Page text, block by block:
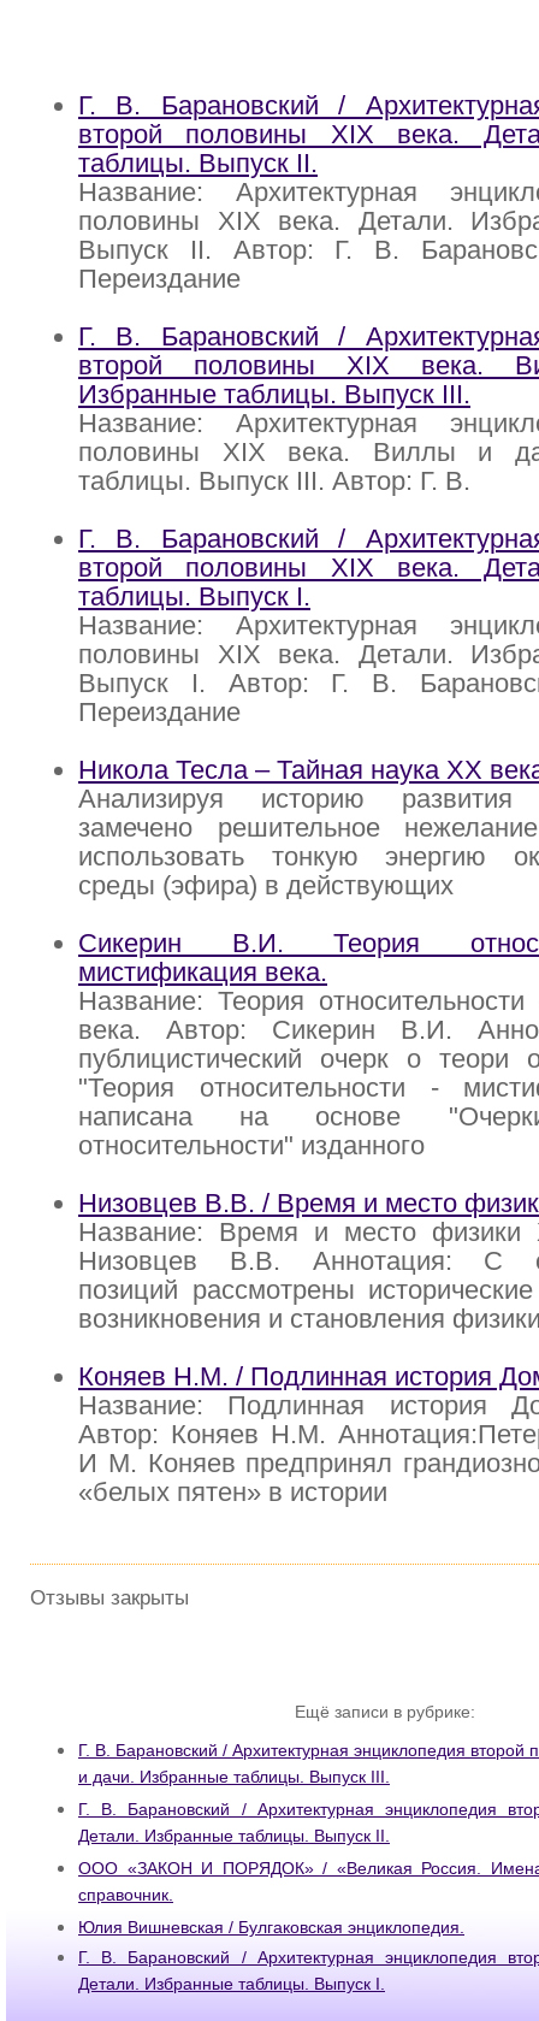
Г. В. Барановский /
второй половины XIX века.
таблицы. Выпуск II.
Название: Архитектурная
половины XIX века. Детали.
Выпуск II. Автор: Г. В.
Переиздание
Г. В. Барановский /
второй половины XIX века.
Избранные таблицы. Выпуск III.
Название: Архитектурная
половины XIX века. Виллы и
таблицы. Выпуск III. Автор: Г. В.
Г. В. Барановский /
второй половины XIX века.
таблицы. Выпуск I.
Название: Архитектурная
половины XIX века. Детали.
Выпуск I. Автор: Г. В.
Переиздание
Никола Тесла – Тайная наука ХХ
Анализируя историю
замечено решительное
использовать тонкую энергию
среды (эфира) в действующих
Сикерин В.И. Теория
мистификация века.
Название: Теория
века. Автор: Сикерин В.И.
публицистический очерк о теори
"Теория относительности -
написана на основе
относительности" изданного
Низовцев В.В. / Время и место
Название: Время и место физики
Низовцев В.В. Аннотация: С
позиций рассмотрены
возникновения и становления
Коняев Н.М. / Подлинная история
Название: Подлинная история
Автор: Коняев Н.М.
И М. Коняев предпринял
«белых пятен» в истории
Отзывы закрыты
Ещё записи в рубрике:
Г. В. Барановский / Архитектурная энциклопедия
и дачи. Избранные таблицы. Выпуск III.
Г. В. Барановский / Архитектурная энциклопедия
Детали. Избранные таблицы. Выпуск II.
ООО «ЗАКОН И ПОРЯДОК» / «Великая Россия.
справочник.
Юлия Вишневская / Булгаковская энциклопедия.
Г. В. Барановский / Архитектурная энциклопедия
Детали. Избранные таблицы. Выпуск I.